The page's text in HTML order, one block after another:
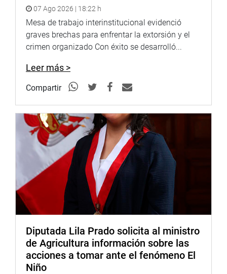
07 Ago 2026 | 18:22 h
Mesa de trabajo interinstitucional evidenció
graves brechas para enfrentar la extorsión y el
crimen organizado Con éxito se desarrolló...
Leer más >
Compartir
Diputada Lila Prado solicita al ministro
de Agricultura información sobre las
acciones a tomar ante el fenómeno El
Niño